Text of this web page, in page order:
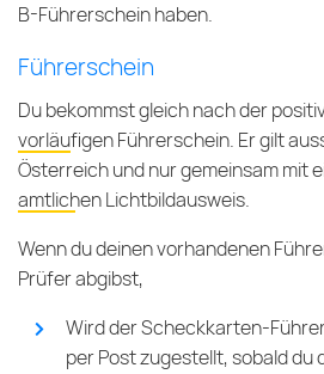
B-Führerschein haben.
Führerschein
Du bekommst gleich nach der
vorläufigen Führerschein. Er gilt
Österreich und nur gemeinsam mit
amtlichen Lichtbildausweis.
Wenn du deinen vorhandenen
Prüfer abgibst,
Wird der Scheckkarten-
per Post zugestellt, sobald du